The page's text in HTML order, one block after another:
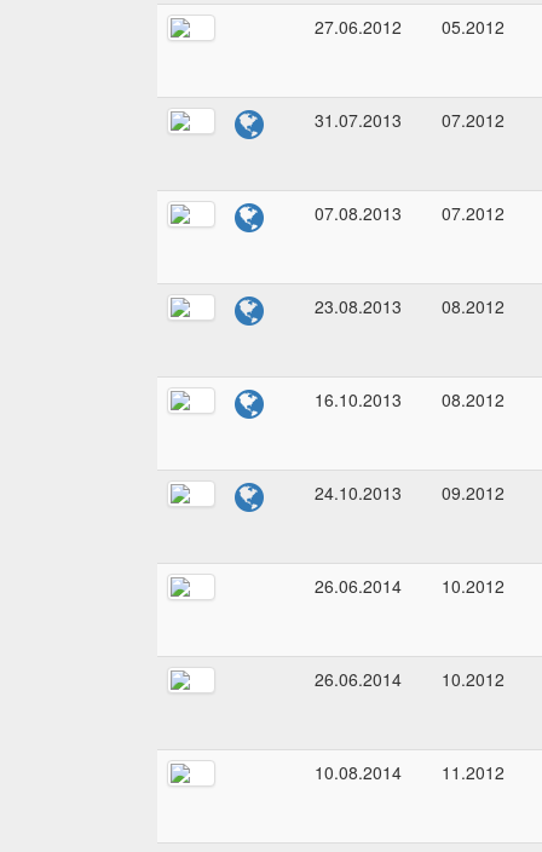
27.06.2012 05.2012
31.07.2013 07.2012
07.08.2013 07.2012
23.08.2013 08.2012
16.10.2013 08.2012
24.10.2013 09.2012
26.06.2014 10.2012
26.06.2014 10.2012
10.08.2014 11.2012